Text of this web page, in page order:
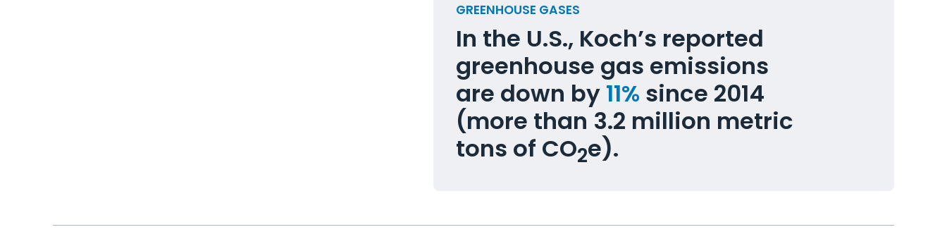
GREENHOUSE GASES
In the U.S., Koch’s reported
greenhouse gas emissions
are down by11%since 2014
(more than 3.2 million metric
tons of CO2e).